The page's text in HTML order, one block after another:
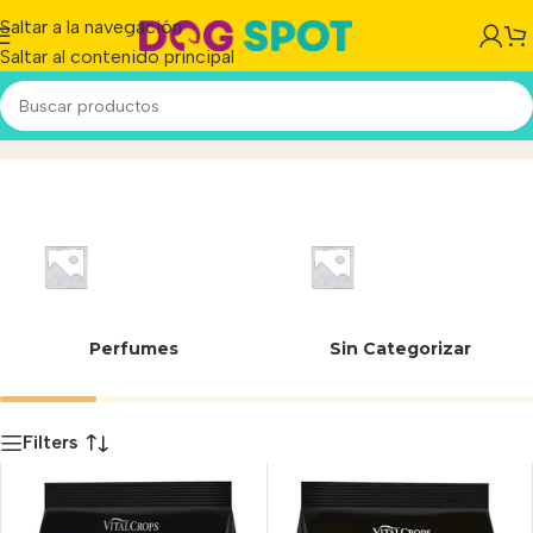
Saltar a la navegación
Saltar al contenido principal
Harina de salmónInicio/Producto
Perfumes Sin Categorizar
Filters